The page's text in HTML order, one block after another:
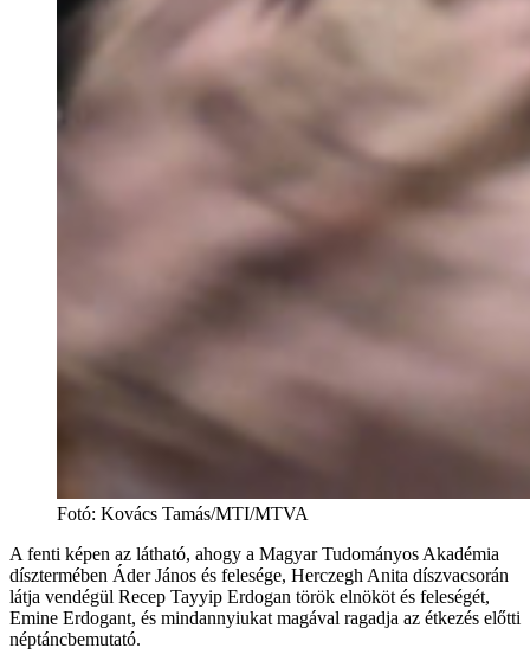
Fotó: Kovács Tamás/MTI/MTVA
A fenti képen az látható, ahogy a Magyar Tudományos Akadémia
dísztermében Áder János és felesége, Herczegh Anita díszvacsorán
látja vendégül Recep Tayyip Erdogan török elnököt és feleségét,
Emine Erdogant, és mindannyiukat magával ragadja az étkezés előtti
néptáncbemutató.